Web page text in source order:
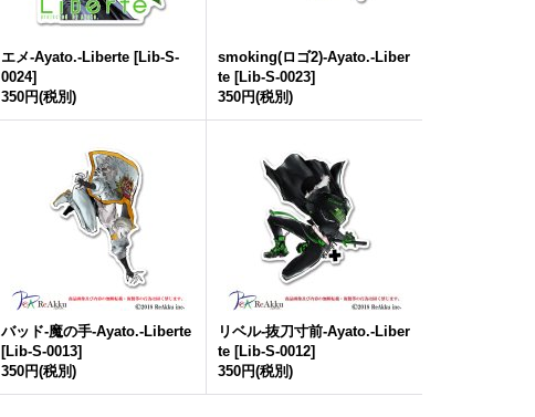
エメ-Ayato.-Liberte [Lib-S-
0024]
350円(税別)
smoking(ロゴ2)-Ayato.-Liber
te [Lib-S-0023]
350円(税別)
バッド-魔の手-Ayato.-Liberte
[Lib-S-0013]
350円(税別)
リベル-抜刀寸前-Ayato.-Liber
te [Lib-S-0012]
350円(税別)